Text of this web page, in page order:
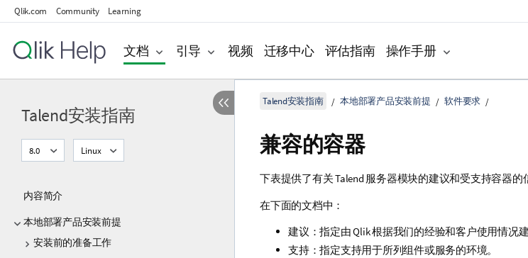
Qlik.com Community Learning
文档 引导 视频 迁移中心 评估指南 操作手册
Talend安装指南
8.0 Linux
内容简介
本地部署产品安装前提
安装前的准备工作
Talend安装指南 本地部署产品安装前提 软件要求
兼容的容器
下表提供了有关Talend 服务器模块的建议和受支持容器的
在下面的文档中：
建议：指定由Qlik根据我们的经验和客户使用情况建
支持：指定支持用于所列组件或服务的环境。